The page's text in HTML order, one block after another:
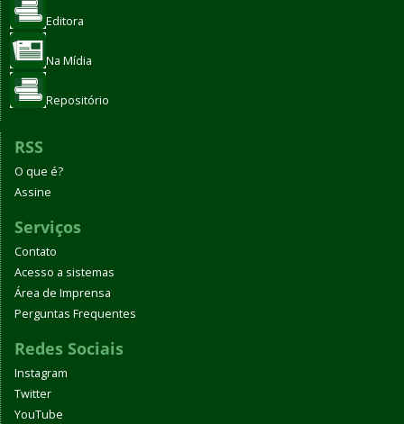
Editora
Na Mídia
Repositório
RSS
O que é?
Assine
Serviços
Contato
Acesso a sistemas
Área de Imprensa
Perguntas Frequentes
Redes Sociais
Instagram
Twitter
YouTube